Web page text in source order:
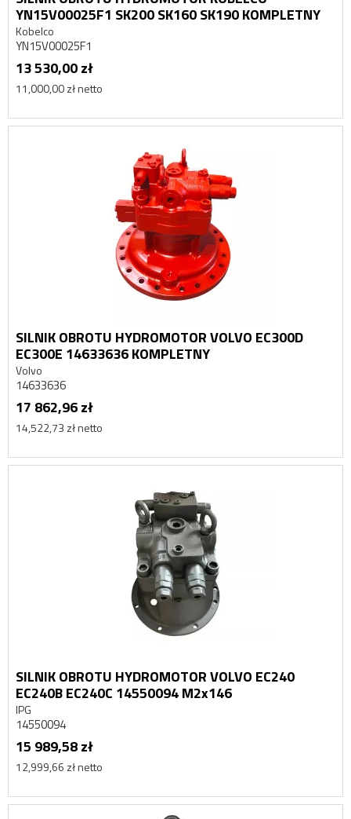
YN15V00025F1 SK200 SK160 SK190 KOMPLETNY
Kobelco
YN15V00025F1
13 530,00 zł
11,000,00 zł netto
SILNIK OBROTU HYDROMOTOR VOLVO EC300D
EC300E 14633636 KOMPLETNY
Volvo
14633636
17 862,96 zł
14,522,73 zł netto
SILNIK OBROTU HYDROMOTOR VOLVO EC240
EC240B EC240C 14550094 M2x146
IPG
14550094
15 989,58 zł
12,999,66 zł netto